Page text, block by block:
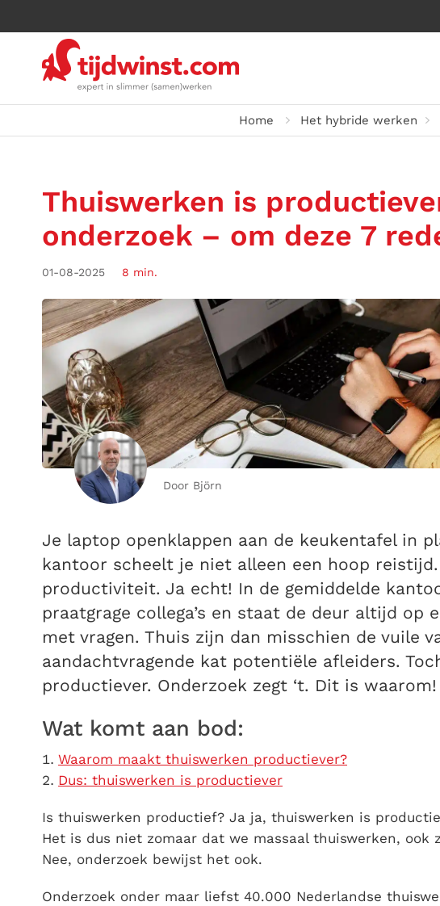
Home Het hybride werken
Thuiswerken is
onderzoek – om deze 7
01-08-2025 8 min.
Door Björn
Je laptop openklappen aan de keukentafel in
kantoor scheelt je niet alleen een hoop
productiviteit. Ja echt! In de gemiddelde
praatgrage collega’s en staat de deur altijd op
met vragen. Thuis zijn dan misschien de vuile
aandachtvragende kat potentiële afleiders.
productiever. Onderzoek zegt ‘t. Dit is waarom!
Wat komt aan bod:
Waarom maakt thuiswerken productiever?
Dus: thuiswerken is productiever
Is thuiswerken productief? Ja ja, thuiswerken is
Het is dus niet zomaar dat we massaal thuiswerken, ook
Nee, onderzoek bewijst het ook.
Onderzoek onder maar liefst 40.000 Nederlandse